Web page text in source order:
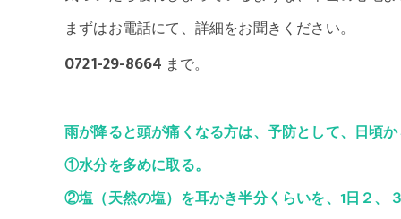
まずはお電話にて、詳細をお聞きください。
0721-29-8664 まで。
雨が降ると頭が痛くなる方は、予防として、日頃か
①水分を多めに取る。
②塩（天然の塩）を耳かき半分くらいを、1日２、３